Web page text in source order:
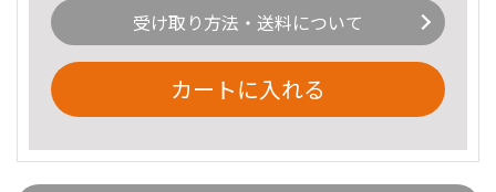
受け取り方法・送料について
カートに入れる